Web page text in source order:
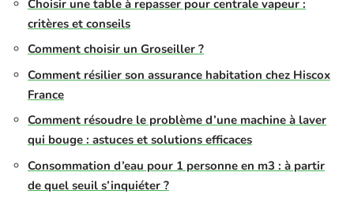
Choisir une table à repasser pour centrale vapeur :
critères et conseils
Comment choisir un Groseiller ?
Comment résilier son assurance habitation chez Hiscox
France
Comment résoudre le problème d’une machine à laver
qui bouge : astuces et solutions efficaces
Consommation d’eau pour 1 personne en m3 : à partir
de quel seuil s’inquiéter ?